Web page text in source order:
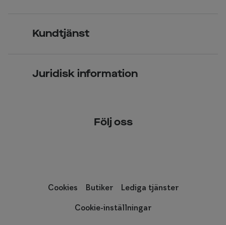
Kontaktlinser
Kundtjänst
Juridisk information
Följ oss
Cookies Butiker Lediga tjänster
Cookie-inställningar